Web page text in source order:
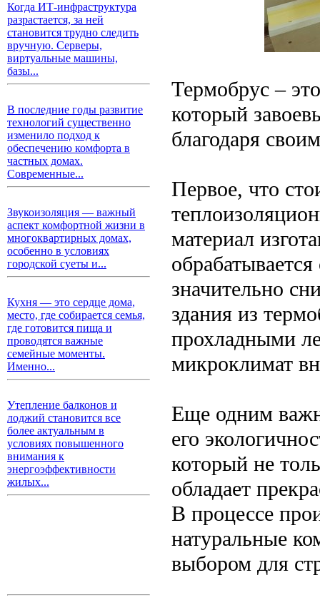
Когда ИТ-инфраструктура
разрастается, за ней
становится трудно следить
вручную. Серверы,
виртуальные машины,
базы...
В последние годы развитие
технологий существенно
изменило подход к
обеспечению комфорта в
частных домах.
Современные...
Звукоизоляция — важный
аспект комфортной жизни в
многоквартирных домах,
особенно в условиях
городской суеты и...
Кухня — это сердце дома,
место, где собирается семья,
где готовится пища и
проводятся важные
семейные моменты.
Именно...
Утепление балконов и
лоджий становится все
более актуальным в
условиях повышенного
внимания к
энергоэффективности
жилых...
Термобрус –
который
благодаря
Первое, что
материал
значительно
здания из
прохладными
микроклимат
Еще одним
его
который не
обладает
В процессе
натуральные
выбором для